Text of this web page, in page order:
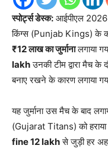
स्पोर्ट्स डेस्क: आईपीएल
किंग्स (Punjab Kings) के
₹12 लाख का जुर्मानालगाया
lakhउनकी टीम द्वारा मैच
बनाए रखने के कारण लगाया
यह जुर्माना उस मैच के बाद
(Gujarat Titans) को
fine 12 lakhसे जुड़ी हर